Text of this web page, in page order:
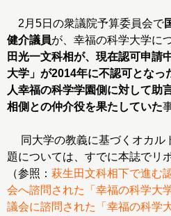
2月5日の衆議院予算委員会で
健介議員が、幸福の科学大学に
田光一文科相が、現在認可申請
大学」が2014年に不認可となっ
人幸福の科学学園側に対して助
相側との仲介役を果たしていた
同大学の教義に基づくオカル
題については、すでに本誌でリ
（参照： 萩生田文科相下で進む
会へ諮問された「幸福の科学大
議会に諮問された「幸福の科学